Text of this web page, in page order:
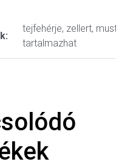
tejfehérje, zellert,
tartalmazhat